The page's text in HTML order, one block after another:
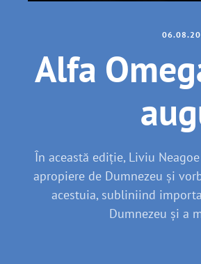
Alfa
În această ediție, Liviu
apropiere de Dumnezeu și
acestuia, subliniind
Dumnezeu și a